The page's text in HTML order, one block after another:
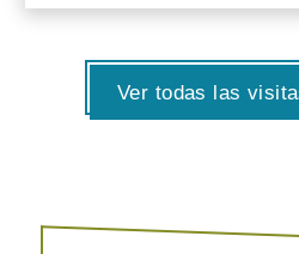
Ver todas las